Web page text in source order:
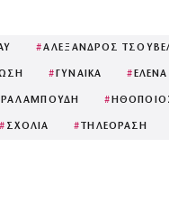
#ΑΛΕΞΑΝΔΡΟΣ
# ΓΥΝΑΙΚΑ #
#
# ΣΧΟΛΙΑ # ΤΗΛΕΟΡΑΣΗ